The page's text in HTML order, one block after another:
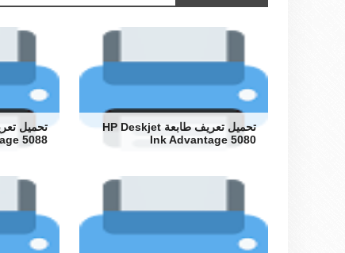
تحميل تعريف طابعة HP Deskjet
Ink Advantage 5080
5088